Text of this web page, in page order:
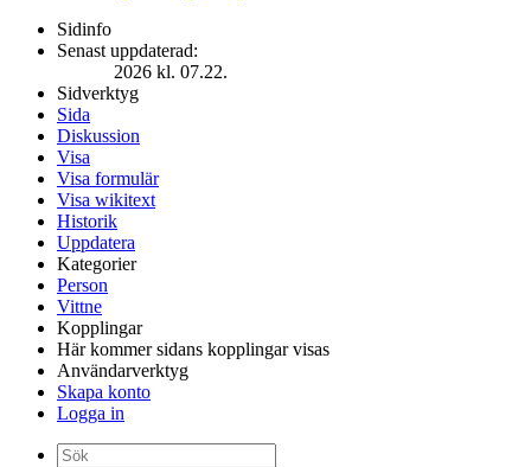
Sidinfo
Senast uppdaterad:
2026 kl. 07.22.
Sidverktyg
Sida
Diskussion
Visa
Visa formulär
Visa wikitext
Historik
Uppdatera
Kategorier
Person
Vittne
Kopplingar
Här kommer sidans kopplingar visas
Användarverktyg
Skapa konto
Logga in